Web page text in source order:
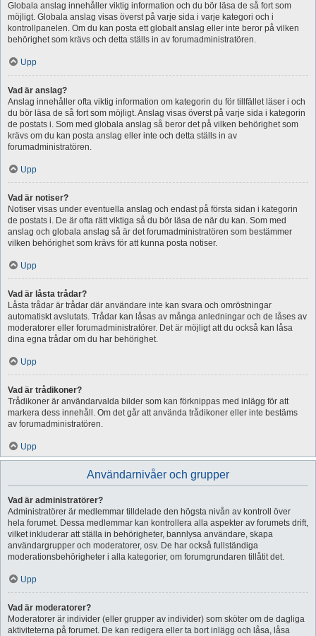
Globala anslag innehåller viktig information och du bör läsa de så fort som
möjligt. Globala anslag visas överst på varje sida i varje kategori och i
kontrollpanelen. Om du kan posta ett globalt anslag eller inte beror på vilken
behörighet som krävs och detta ställs in av forumadministratören.
Upp
Vad är anslag?
Anslag innehåller ofta viktig information om kategorin du för tillfället läser i och
du bör läsa de så fort som möjligt. Anslag visas överst på varje sida i kategorin
de postats i. Som med globala anslag så beror det på vilken behörighet som
krävs om du kan posta anslag eller inte och detta ställs in av
forumadministratören.
Upp
Vad är notiser?
Notiser visas under eventuella anslag och endast på första sidan i kategorin
de postats i. De är ofta rätt viktiga så du bör läsa de när du kan. Som med
anslag och globala anslag så är det forumadministratören som bestämmer
vilken behörighet som krävs för att kunna posta notiser.
Upp
Vad är låsta trådar?
Låsta trådar är trådar där användare inte kan svara och omröstningar
automatiskt avslutats. Trådar kan låsas av många anledningar och de låses av
moderatorer eller forumadministratörer. Det är möjligt att du också kan låsa
dina egna trådar om du har behörighet.
Upp
Vad är trådikoner?
Trådikoner är användarvalda bilder som kan förknippas med inlägg för att
markera dess innehåll. Om det går att använda trådikoner eller inte bestäms
av forumadministratören.
Upp
Användarnivåer och grupper
Vad är administratörer?
Administratörer är medlemmar tilldelade den högsta nivån av kontroll över
hela forumet. Dessa medlemmar kan kontrollera alla aspekter av forumets drift,
vilket inkluderar att ställa in behörigheter, bannlysa användare, skapa
användargrupper och moderatorer, osv. De har också fullständiga
moderationsbehörigheter i alla kategorier, om forumgrundaren tillåtit det.
Upp
Vad är moderatorer?
Moderatorer är individer (eller grupper av individer) som sköter om de dagliga
aktiviteterna på forumet. De kan redigera eller ta bort inlägg och låsa, låsa